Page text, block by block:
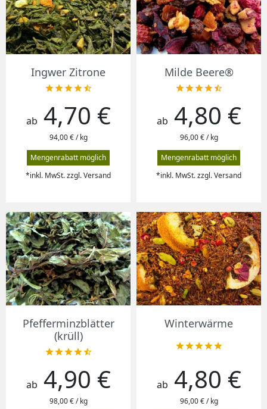
Ingwer Zitrone

Preis
ab 4,70 €
94,00 € / kg
Mengenrabatt möglich
*inkl. MwSt. zzgl. Versand
Milde Beere®

Preis
ab 4,80 €
96,00 € / kg
Mengenrabatt möglich
*inkl. MwSt. zzgl. Versand
Pfefferminzblätter
(krüll)

Preis
ab 4,90 €
98,00 € / kg
Winterwärme

Preis
ab 4,80 €
96,00 € / kg